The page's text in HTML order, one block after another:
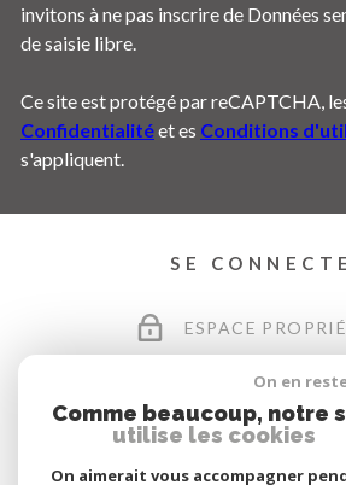
invitons à ne pas inscrire de Données
de saisie libre.
Ce site est protégé par reCAPTCHA,
Confidentialitéet es Conditions
s'appliquent.
SE
ESPACE
On en
Comme beaucoup, notre
utilise les cookies
On aimerait vous accompagner